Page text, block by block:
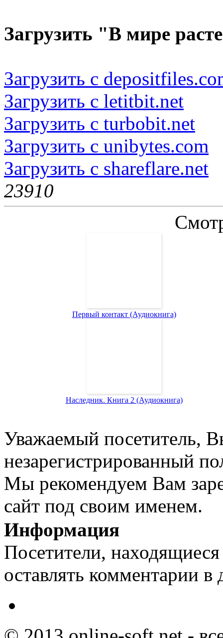
Загрузить "В мире
Загрузить с
Загрузить с letitbit.net
Загрузить с turbobit.net
Загрузить с unibytes.com
Загрузить с shareflare.net
23910
Первый контакт (Аудиокнига)
Наследник. Книга 2 (Аудиокнига)
Уважаемый посетитель,
незарегистрированный
Мы рекомендуем Вам
сайт под своим именем.
Информация
Посетители,
оставлять комментарии в